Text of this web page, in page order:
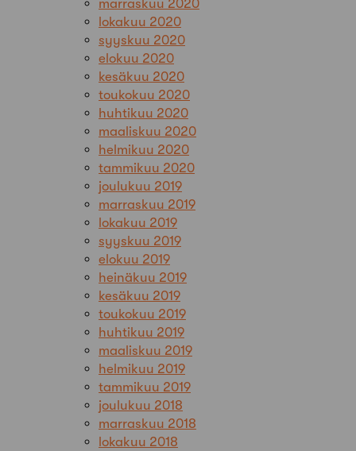
marraskuu 2020
lokakuu 2020
syyskuu 2020
elokuu 2020
kesäkuu 2020
toukokuu 2020
huhtikuu 2020
maaliskuu 2020
helmikuu 2020
tammikuu 2020
joulukuu 2019
marraskuu 2019
lokakuu 2019
syyskuu 2019
elokuu 2019
heinäkuu 2019
kesäkuu 2019
toukokuu 2019
huhtikuu 2019
maaliskuu 2019
helmikuu 2019
tammikuu 2019
joulukuu 2018
marraskuu 2018
lokakuu 2018